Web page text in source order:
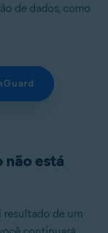
de dados, como
não está
resultado de um